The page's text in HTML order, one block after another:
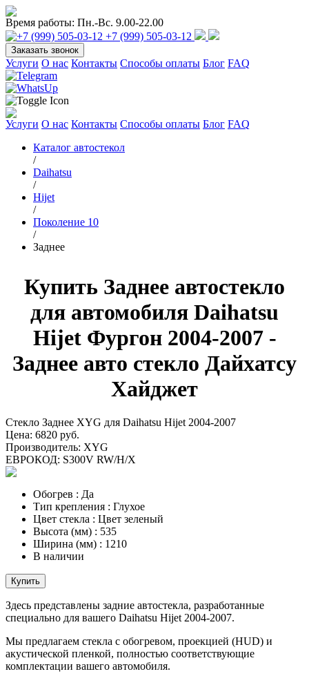
Время работы: Пн.-Вс. 9.00-22.00
+7 (999) 505-03-12
Заказать звонок
Услуги О нас Контакты Способы оплаты Блог FAQ
Услуги О нас Контакты Способы оплаты Блог FAQ
Каталог автостекол
/
Daihatsu
/
Hijet
/
Поколение 10
/
Заднее
Купить Заднее автостекло
для автомобиля Daihatsu
Hijet Фургон 2004-2007 -
Заднее авто стекло Дайхатсу
Хайджет
Стекло Заднее XYG для Daihatsu Hijet 2004-2007
Цена: 6820 руб.
Производитель: XYG
ЕВРОКОД: S300V RW/H/X
Обогрев : Да
Тип крепления : Глухое
Цвет стекла : Цвет зеленый
Высота (мм) : 535
Ширина (мм) : 1210
В наличии
Купить
Здесь представлены задние автостекла, разработанные
специально для вашего Daihatsu Hijet 2004-2007.
Мы предлагаем стекла с обогревом, проекцией (HUD) и
акустической пленкой, полностью соответствующие
комплектации вашего автомобиля.